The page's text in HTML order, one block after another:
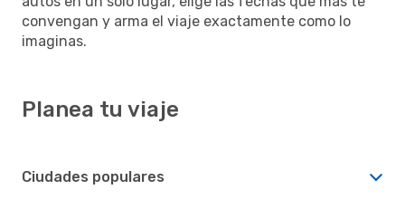
convengan y arma el viaje exactamente como lo
imaginas.
Planea tu viaje
Ciudades populares